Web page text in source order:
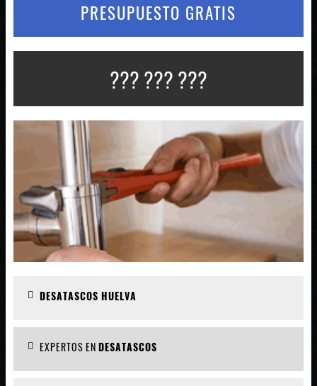
PRESUPUESTO GRATIS
??? ??? ???
DESATASCOS HUELVA
EXPERTOS ENDESATASCOS